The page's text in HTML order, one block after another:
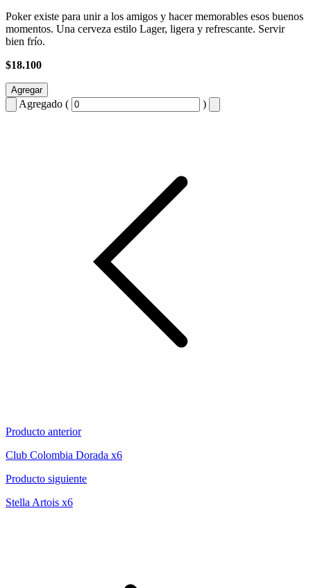
Poker existe para unir a los amigos y hacer memorables esos buenos
momentos. Una cerveza estilo Lager, ligera y refrescante. Servir
bien frío.
$18.100
Agregar
Agregado ( )
Producto anterior
Club Colombia Dorada x6
Producto siguiente
Stella Artois x6